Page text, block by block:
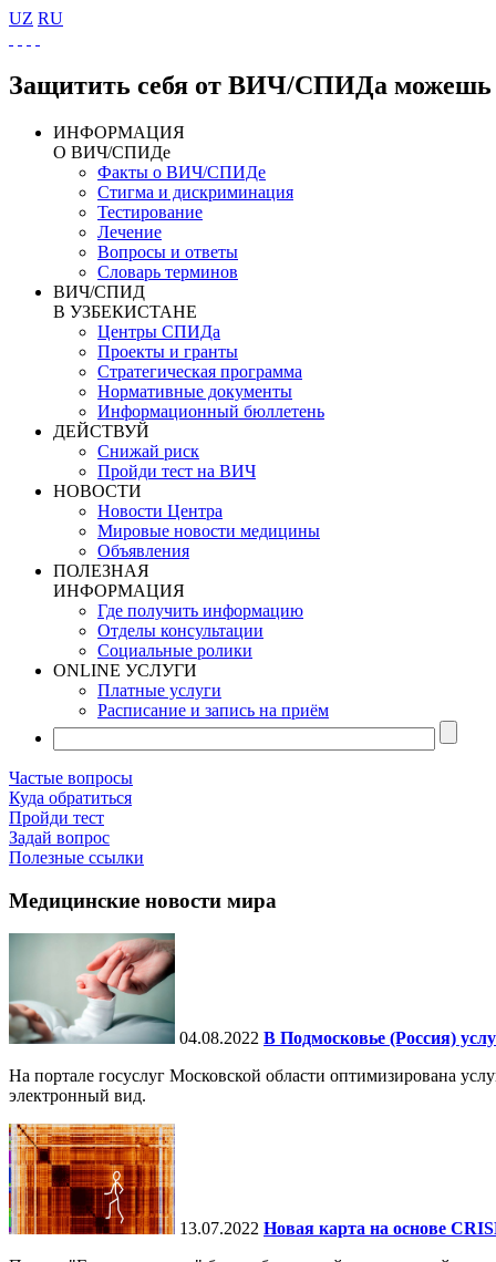
UZ RU
Защитить себя от ВИЧ/СПИДа можешь
ИНФОРМАЦИЯ
О ВИЧ/СПИДе
Факты о ВИЧ/СПИДе
Стигма и дискриминация
Тестирование
Лечение
Вопросы и ответы
Словарь терминов
ВИЧ/СПИД
В УЗБЕКИСТАНЕ
Центры СПИДа
Проекты и гранты
Стратегическая программа
Нормативные документы
Информационный бюллетень
ДЕЙСТВУЙ
Снижай риск
Пройди тест на ВИЧ
НОВОСТИ
Новости Центра
Мировые новости медицины
Объявления
ПОЛЕЗНАЯ
ИНФОРМАЦИЯ
Где получить информацию
Отделы консультации
Социальные ролики
ONLINE УСЛУГИ
Платные услуги
Расписание и запись на приём
Частые вопросы
Куда обратиться
Пройди тест
Задай вопрос
Полезные ссылки
Медицинские новости мира
04.08.2022 В Подмосковье (Россия)
На портале госуслуг Московской области оптимизирована
электронный вид.
13.07.2022 Новая карта на основе